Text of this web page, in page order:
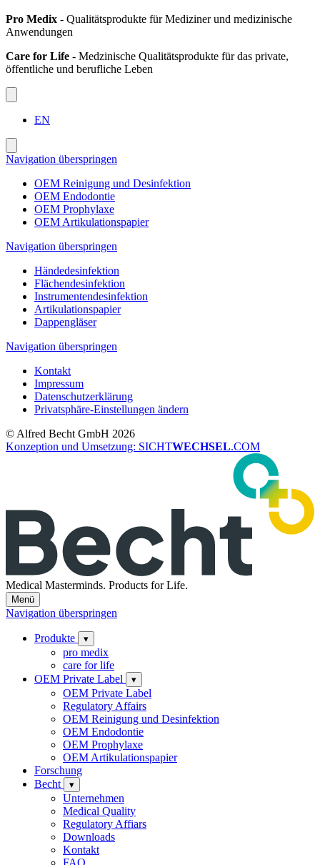
Pro Medix - Qualitätsprodukte für Mediziner und medizinische
Anwendungen
Care for Life - Medzinische Qualitätsprodukte für das private,
öffentliche und berufliche Leben
EN
Navigation überspringen
OEM Reinigung und Desinfektion
OEM Endodontie
OEM Prophylaxe
OEM Artikulationspapier
Navigation überspringen
Händedesinfektion
Flächendesinfektion
Instrumentendesinfektion
Artikulationspapier
Dappengläser
Navigation überspringen
Kontakt
Impressum
Datenschutzerklärung
Privatsphäre-Einstellungen ändern
© Alfred Becht GmbH 2026
Konzeption und Umsetzung: SICHTWECHSEL.COM
Medical Masterminds. Products for Life.
Menü
Navigation überspringen
Produkte ▾
pro medix
care for life
OEM Private Label
▾
OEM Private Label
Regulatory Affairs
OEM Reinigung und Desinfektion
OEM Endodontie
OEM Prophylaxe
OEM Artikulationspapier
Forschung
Becht
▾
Unternehmen
Medical Quality
Regulatory Affiars
Downloads
Kontakt